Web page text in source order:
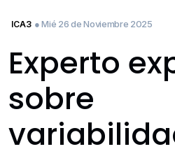
ICA3 ● Mié 26 de Noviembre 2025
Experto
sobre